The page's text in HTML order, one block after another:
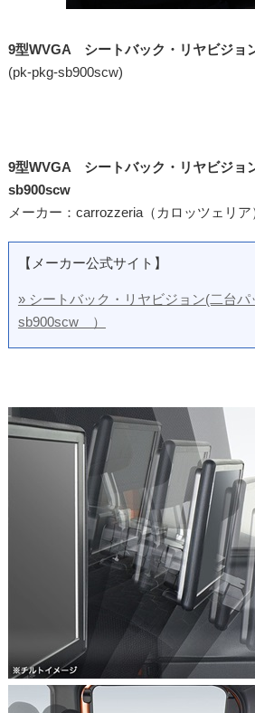
9型WVGA シートバック・リヤビジョ
(pk-pkg-sb900scw)
9型WVGA シートバック・リヤビジョ
sb900scw
メーカー：carrozzeria（カロッツェリア
【メーカー公式サイト】
» シートバック・リヤビジョン(二台パ
sb900scw ）